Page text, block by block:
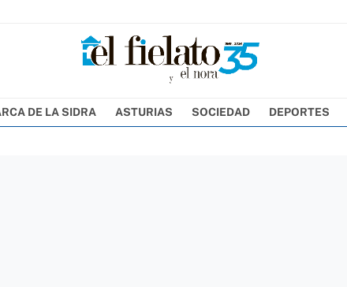
DE LA SIDRA ASTURIAS SOCIEDAD DEPORTES